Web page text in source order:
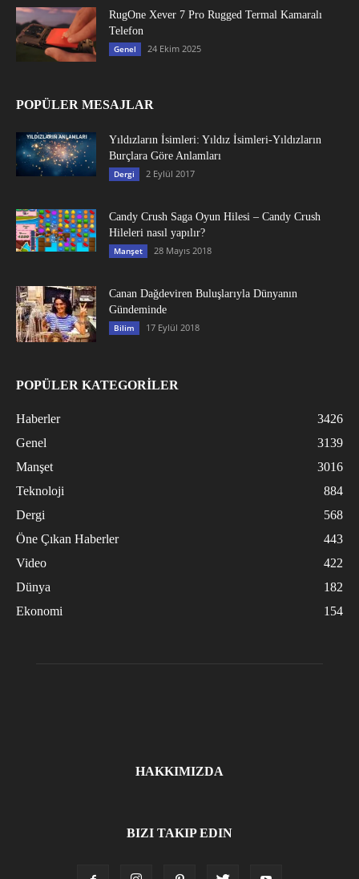
RugOne Xever 7 Pro Rugged Termal Kamaralı
Telefon
Genel 24 Ekim 2025
POPÜLER MESAJLAR
Yıldızların İsimleri: Yıldız İsimleri-Yıldızların
Burçlara Göre Anlamları
Dergi 2 Eylül 2017
Candy Crush Saga Oyun Hilesi – Candy Crush
Hileleri nasıl yapılır?
Manşet 28 Mayıs 2018
Canan Dağdeviren Buluşlarıyla Dünyanın
Gündeminde
Bilim 17 Eylül 2018
POPÜLER KATEGORİLER
Haberler
3426
Genel
3139
Manşet
3016
Teknoloji
884
Dergi
568
Öne Çıkan Haberler
443
Video
422
Dünya
182
Ekonomi
154
HAKKIMIZDA
BIZI TAKIP EDIN